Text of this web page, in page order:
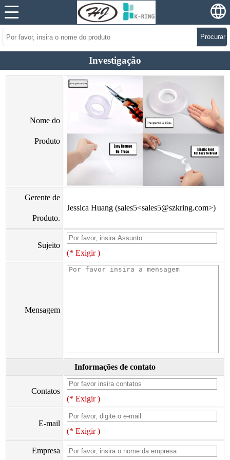
Procurar
Investigação
Nome do
Produto
Gerente de
Produto.
Jessica Huang (sales5<sales5@szkring.com>)
Sujeito
(* Exigir )
Mensagem
Informações de contato
Contatos
(* Exigir )
E-mail
(* Exigir )
Empresa